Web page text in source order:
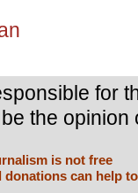
for
the
is not free
donations can help